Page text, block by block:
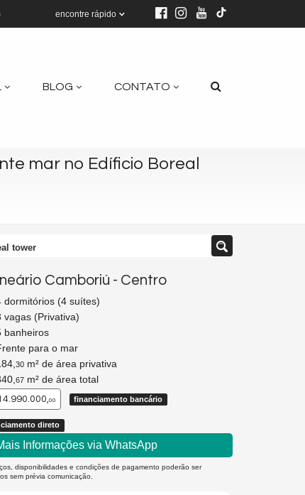
encontre rápido
BLOG CONTATO
mar no Edíficio Boreal
tower
Camboriú - Centro
dormitórios (4 suítes)
vagas (Privativa)
banheiros
para o mar
30 m² de área privativa
67 m² de área total
00 financiamento bancário
direto
Informações via WhatsApp
disponibilidades e condições de pagamento poderão ser
sem prévia comunicação.